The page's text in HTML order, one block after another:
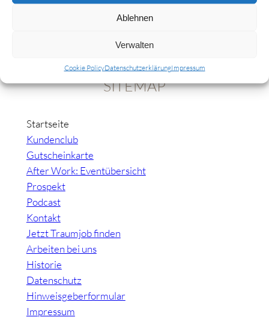
Ablehnen
Verwalten
Cookie PolicyDatenschutzerklärungImpressum
Lade Dir unsere App im Apple Store oder bei
SITEMAP
Startseite
Kundenclub
Gutscheinkarte
After Work: Eventübersicht
Prospekt
Podcast
Kontakt
Jetzt Traumjob finden
Arbeiten bei uns
Historie
Datenschutz
Hinweisgeberformular
Impressum